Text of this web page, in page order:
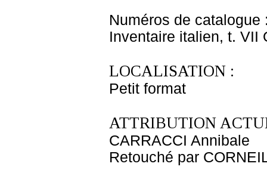
Numéros de catalogue
Inventaire italien, t. VII
LOCALISATION :
Petit format
ATTRIBUTION
CARRACCI Annibale
Retouché par